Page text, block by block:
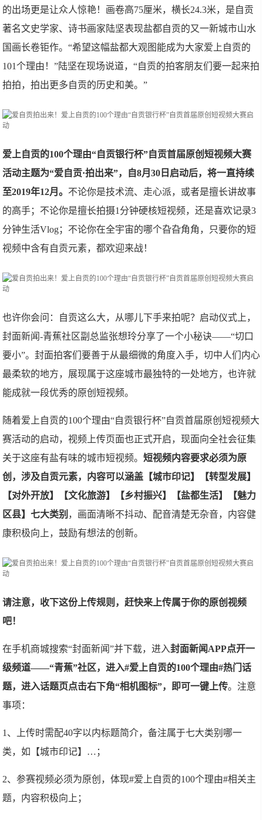
的出场更是让众人惊艳！画卷高75厘米，横长24.3米，是自贡
著名文史学家、诗书画家陆坚表现盐都自贡的又一新城市山水
国画长卷钜作。“希望这幅盐都大观图能成为大家爱上自贡的
101个理由！”陆坚在现场说道，“自贡的拍客朋友们要一起来拍
拍拍，拍出更多自贡的历史和美。”
爱上自贡的100个理由“自贡银行杯”自贡首届原创短视频大赛
活动主题为“爱自贡·拍出来”，自8月30日启动后，将一直持续
至2019年12月。 不论你是技术流、走心派，或者是擅长讲故事
的高手；不论你是擅长拍摄1分钟硬核短视频，还是喜欢记录3
分钟生活Vlog；不论你在全宇宙的哪个旮旮角角，只要你的短
视频中含有自贡元素，都欢迎来战！
也许你会问：自贡这么大，从哪儿下手来拍呢？启动仪式上，
封面新闻-青蕉社区副总监张想玲分享了一个小秘诀——“切口
要小”。封面拍客们要善于从最细微的角度入手，切中人们内心
最柔软的地方，展现属于这座城市最独特的一处地方，也许就
能成就一段优秀的原创短视频。
随着爱上自贡的100个理由“自贡银行杯”自贡首届原创短视频大
赛活动的启动，视频上传页面也正式开启，现面向全社会征集
关于这座有盐有味的城市短视频。短视频内容要求必须为原
创，涉及自贡元素，内容可以涵盖【城市印记】【转型发展】
【对外开放】【文化旅游】【乡村振兴】【盐都生活】【魅力
区县】七大类别 ，画面清晰不抖动、配音清楚无杂音，内容健
康积极向上，鼓励有想法的创新。
请注意， 收下这份上传规则，赶快来上传属于你的原创视频
吧！
在手机商城搜索“封面新闻”并下载，进入封面新闻APP点开一
级频道——“青蕉”社区，进入#爱上自贡的100个理由#热门话
题，进入话题页点击右下角“相机图标”，即可一键上传。注意
事项：
1、上传时需配40字以内标题简介，备注属于七大类别哪一
类，如【城市印记】…；
2、参赛视频必须为原创，体现#爱上自贡的100个理由#相关主
题，内容积极向上；